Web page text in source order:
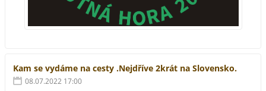
Kam se vydáme na cesty .Nejdříve 2krát na Slovensko.
08.07.2022 17:00